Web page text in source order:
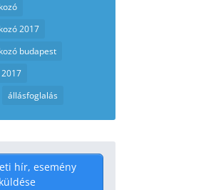
2017
budapest
állásfoglalás
hír, esemény